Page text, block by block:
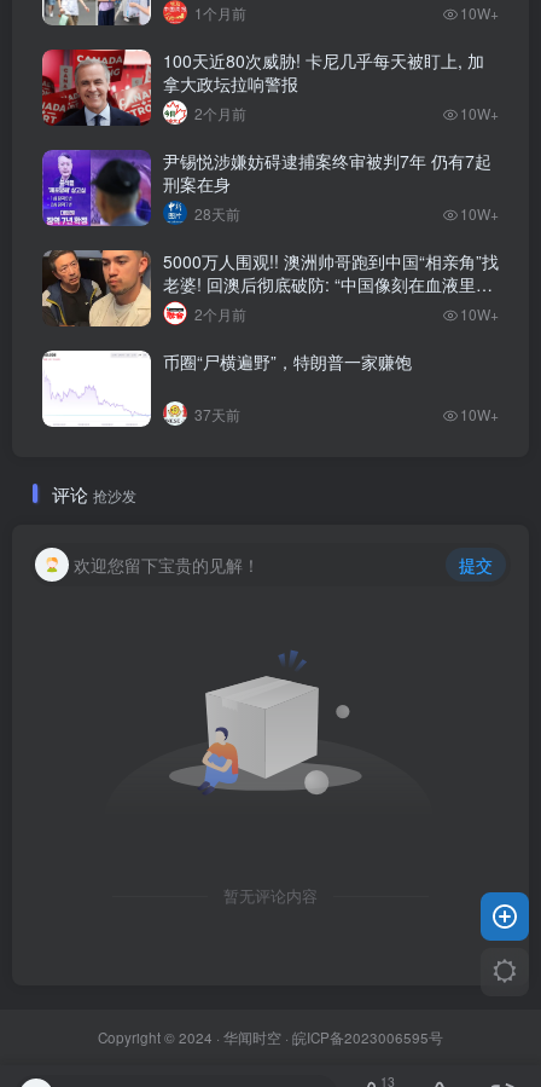
1个月前 10W+
100天近80次威胁! 卡尼几乎每天被盯上, 加
拿大政坛拉响警报
2个月前 10W+
尹锡悦涉嫌妨碍逮捕案终审被判7年 仍有7起
刑案在身
28天前 10W+
5000万人围观!! 澳洲帅哥跑到中国“相亲角”找
老婆! 回澳后彻底破防: “中国像刻在血液里的
家”! 全网疯狂热议…
2个月前 10W+
币圈“尸横遍野”，特朗普一家赚饱
37天前 10W+
评论 抢沙发
欢迎您留下宝贵的见解！ 提交
暂无评论内容
Copyright © 2024 · 华闻时空 · 皖ICP备2023006595号
13